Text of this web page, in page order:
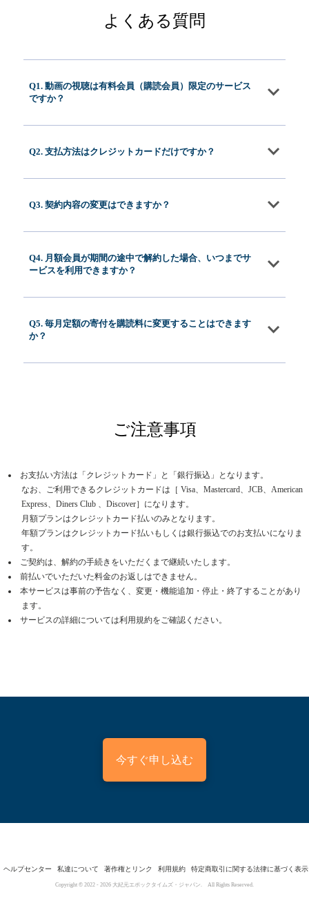
よくある質問
Q1. 動画の視聴は有料会員（購読会員）限定のサービス
ですか？
Q2. 支払方法はクレジットカードだけですか？
Q3. 契約内容の変更はできますか？
Q4. 月額会員が期間の途中で解約した場合、いつまでサ
ービスを利用できますか？
Q5. 毎月定額の寄付を購読料に変更することはできます
か？
ご注意事項
お支払い方法は「クレジットカード」と「銀行振込」となります。
なお、ご利用できるクレジットカードは［ Visa、Mastercard、JCB、American
Express、Diners Club 、Discover］になります。
月額プランはクレジットカード払いのみとなります。
年額プランはクレジットカード払いもしくは銀行振込でのお支払いになりま
す。
ご契約は、解約の手続きをいただくまで継続いたします。
前払いでいただいた料金のお返しはできません。
本サービスは事前の予告なく、変更・機能追加・停止・終了することがあり
ます。
サービスの詳細については利用規約をご確認ください。
今すぐ申し込む
ヘルプセンター 私達について 著作権とリンク 利用規約 特定商取引に関する法律に基づく表示
Copyright © 2022 - 2026 大紀元エポックタイムズ・ジャパン. All Rights Reserved.